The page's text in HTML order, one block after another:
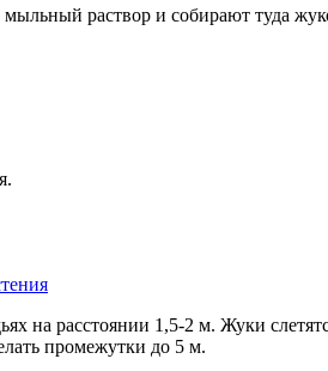
раствор и собирают туда
на расстоянии 1,5-2 м. Жуки
промежутки до 5 м.